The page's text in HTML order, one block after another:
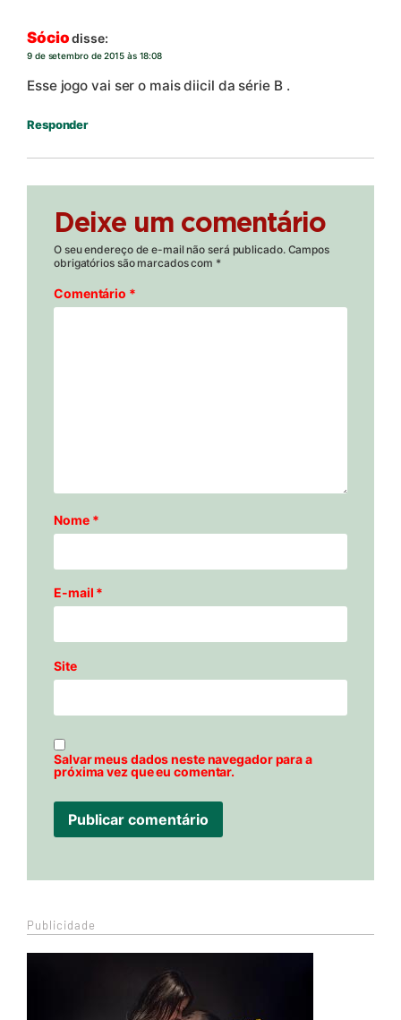
Sócio disse:
9 de setembro de 2015 às 18:08
Esse jogo vai ser o mais diicil da série B .
Responder
Deixe um comentário
O seu endereço de e-mail não será publicado. Campos
obrigatórios são marcados com *
Comentário *
Nome *
E-mail *
Site
Salvar meus dados neste navegador para a
próxima vez que eu comentar.
Publicidade